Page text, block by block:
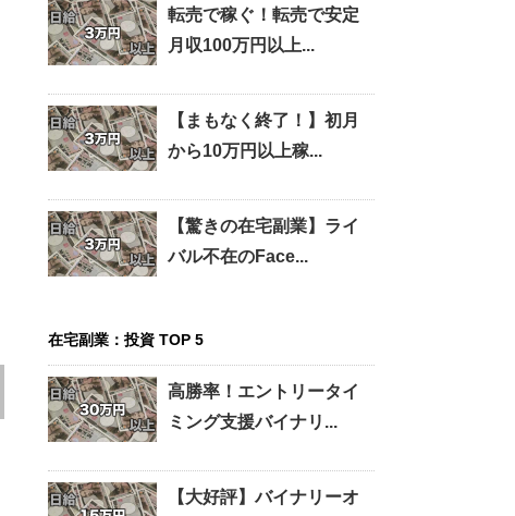
転売で稼ぐ！転売で安定
月収100万円以上...
【まもなく終了！】初月
から10万円以上稼...
【驚きの在宅副業】ライ
バル不在のFace...
在宅副業：投資 TOP 5
高勝率！エントリータイ
ミング支援バイナリ...
【大好評】バイナリーオ